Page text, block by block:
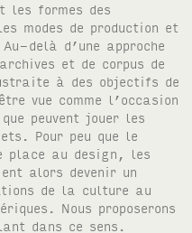
les formes des
modes de production et
delà d’une approche
et de corpus de
à des objectifs de
vue comme l’occasion
peuvent jouer les
Pour peu que le
place au design, les
alors devenir un
de la culture au
Nous proposerons
dans ce sens.